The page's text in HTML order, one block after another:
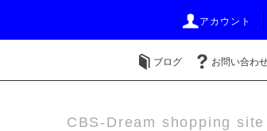
アカウント
ブログ お問い合わ
CBS-Dream shopping site